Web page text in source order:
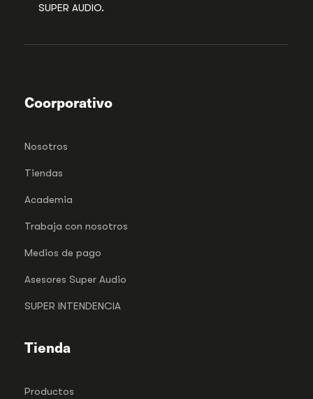
SUPER AUDIO.
Coorporativo
Nosotros
Tiendas
Academia
Trabaja con nosotros
Medios de pago
Asesores Super Audio
SUPER INTENDENCIA
Tienda
Productos